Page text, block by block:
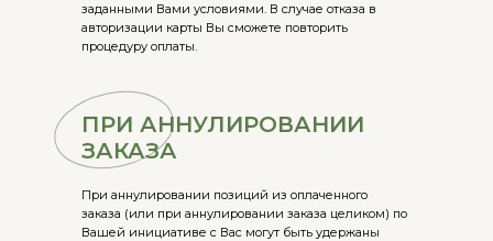
заданными Вами условиями. В случае отказа в
авторизации карты Вы сможете повторить
процедуру оплаты.
ПРИ АННУЛИРОВАНИИ
ЗАКАЗА
При аннулировании позиций из оплаченного
заказа (или при аннулировании заказа целиком) по
Вашей инициативе с Вас могут быть удержаны